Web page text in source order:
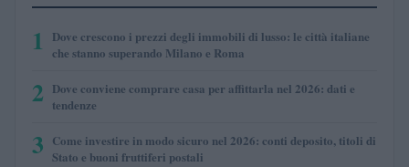
1
Dove crescono i prezzi degli immobili di lusso: le città italiane
che stanno superando Milano e Roma
2 Dove conviene comprare casa per affittarla nel 2026: dati e
tendenze
3 Come investire in modo sicuro nel 2026: conti deposito, titoli di
Stato e buoni fruttiferi postali